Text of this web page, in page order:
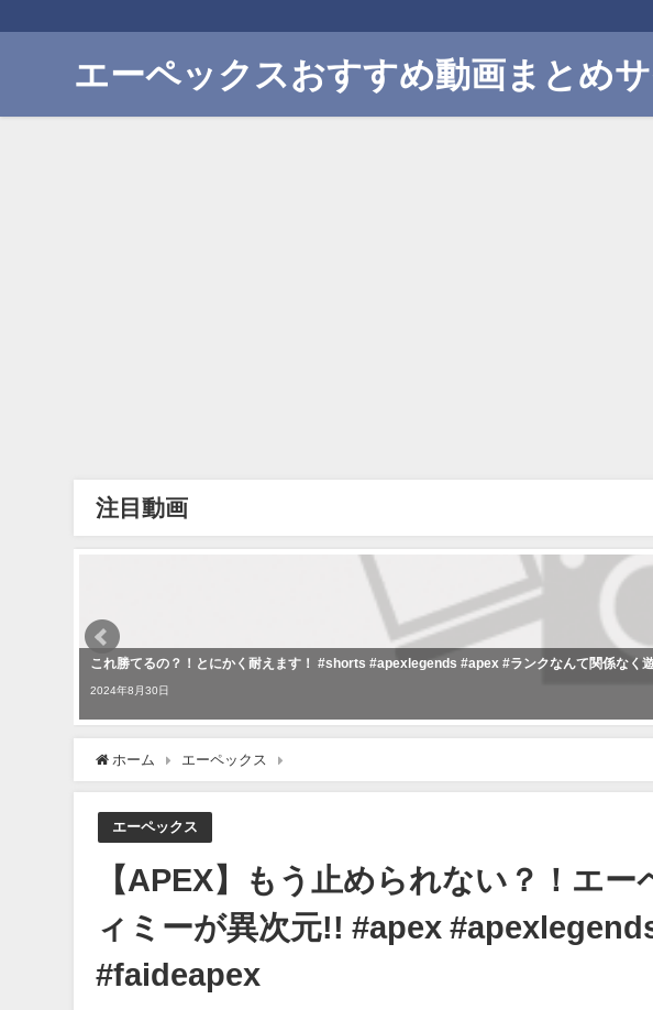
エーペックスおすすめ動画まとめサ
注目動画
これ勝てるの？！とにかく耐えます！ #shorts #apexlegends #apex #ランクなんて関係なく
2024年8月30日
ホーム エーペックス
エーペックス
【APEX】もう止められない？！エ
ィミーが異次元!! #apex
#faideapex